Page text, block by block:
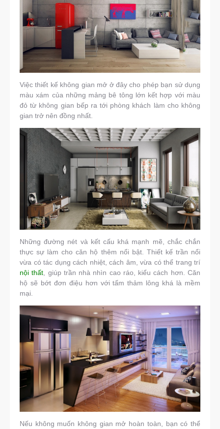
Việc thiết kế không gian mở ở đây cho phép bạn sử dụng
màu xám của những mảng bê tông lớn kết hợp với màu
đỏ từ không gian bếp ra tới phòng khách làm cho không
gian trở nên đồng nhất.
Những đường nét và kết cấu khá mạnh mẽ, chắc chắn
thực sự làm cho căn hộ thêm nổi bật. Thiết kế trần nổi
vừa có tác dụng cách nhiệt, cách âm, vừa có thể trang trí
nội thất , giúp trần nhà nhìn cao ráo, kiểu cách hơn. Căn
hộ sẽ bớt đơn điệu hơn với tấm thảm lông khá là mềm
mại.
Nếu không muốn không gian mở hoàn toàn, bạn có thể